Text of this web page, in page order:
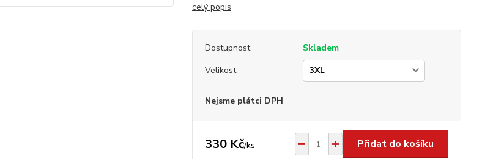
celý popis
Dostupnost
Skladem
Velikost
Nejsme plátci DPH
330 Kč/ks Přidat do košíku